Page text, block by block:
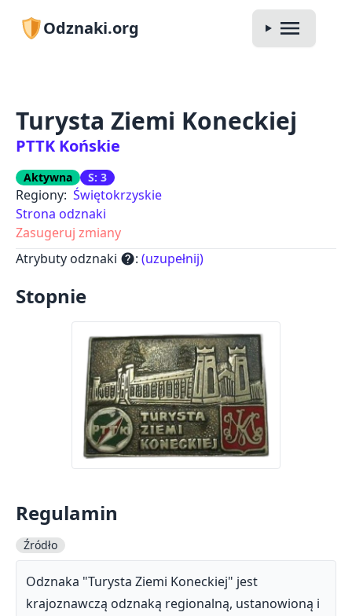
Odznaki.org
Turysta Ziemi Koneckiej
PTTK Końskie
Aktywna S: 3
Regiony: Świętokrzyskie
Strona odznaki
Zasugeruj zmiany
Atrybuty odznaki help: (uzupełnij)
Stopnie
Regulamin
Źródło
Odznaka "Turysta Ziemi Koneckiej" jest
krajoznawczą odznaką regionalną, ustanowioną i